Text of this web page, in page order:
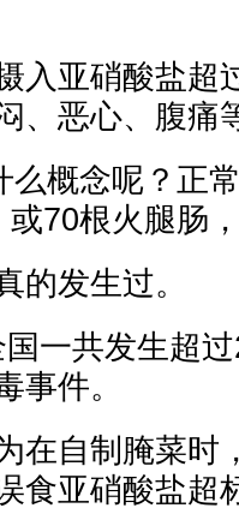
入亚硝酸盐超
、恶心、腹痛
么概念呢？正
70根火腿肠
的发生过。
一共发生超
事件。
在自制腌菜时
食亚硝酸盐超